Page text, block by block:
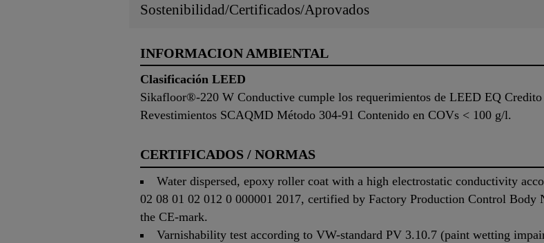
Sostenibilidad/Certificados/Aprovados
INFORMACION AMBIENTAL
Clasificación LEED
Sikafloor®-220 W Conductive cumple los requerimientos de LEED EQ
Revestimientos SCAQMD Método 304-91 Contenido en COVs < 100 g/l.
CERTIFICADOS / NORMAS
Water dispersed, epoxy roller coat with a high electrostatic conductivity
02 08 01 02 012 0 000001 2017, certified by Factory Production Control
the CE-mark.
Varnishability test according to VW-standard PV 3.10.7 (paint wetting